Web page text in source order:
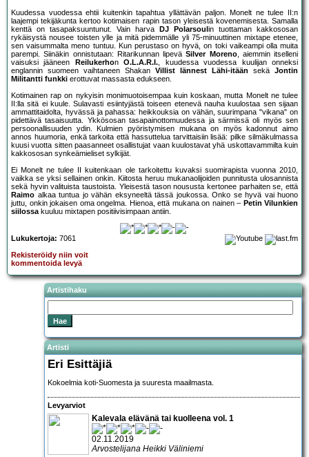
Kuudessa vuodessa ehtii kuitenkin tapahtua yllättävän paljon. Monelt ne tulee II:n
laajempi tekijäkunta kertoo kotimaisen rapin tason yleisestä kovenemisesta. Samalla
kenttä on tasapaksuuntunut. Vain harva
DJ Polarsoul in tuottaman kakkososan
rykäisystä nousee toisten ylle ja mitä pidemmälle yli 75-minuuttinen mixtape etenee,
sen vaisummalta meno tuntuu. Kun perustaso on hyvä, on toki vaikeampi olla muita
parempi. Siinäkin onnistutaan: Ritarikunnan lipeväSilver Moreno, aiemmin itselleni
vaisuksi jääneen
ReilukerhonO.L.A.R.I., kuudessa vuodessa kuulijan onneksi
englannin suomeen vaihtaneen Shakan Villist lännest Lähi-itään sekä Jontin
Militantti funkki erottuvat massasta edukseen.
Kotimainen rap on nykyisin monimuotoisempaa kuin koskaan, mutta Monelt ne tulee
II:lla sitä ei kuule. Sulavasti esiintyjästä toiseen etenevä nauha kuulostaa sen sijaan
ammattitaidolta, hyvässä ja pahassa: heikkouksia on vähän, suurimpana "vikana" on
pidettävä tasaisuutta. Ykkösosan tasapainottomuudessa ja särmissä oli myös sen
persoonallisuuden ydin. Kulmien pyöristymisen mukana on myös kadonnut aimo
annos huumoria, enkä tarkoita että hassuttelua tarvittaisiin lisää: pilke silmäkulmassa
kuusi vuotta sitten paasanneet osallistujat vaan kuulostavat yhä uskottavammilta kuin
kakkososan synkeämieliset sylkijät.
Ei Monelt ne tulee II kuitenkaan ole tarkoitettu kuvaksi suomirapista vuonna 2010,
vaikka se yksi sellainen onkin. Kiitosta heruu mukanaolijoiden punnitusta ulosannista
sekä hyvin valituista taustoista. Yleisestä tason noususta kertonee parhaiten se, että
Raimo alkaa tuntua jo vähän eksyneeltä tässä joukossa. Onko se hyvä vai huono
juttu, onkin jokaisen oma ongelma. Hienoa, että mukana on nainen – Petin Vilunkien
siilossakuuluu mixtapen positiivisimpaan antiin.
Lukukertoja: 7061
Rekisteröidy niin voit
kommentoida levyä
Artistihaku
Artisti
Eri Esittäjiä
Kokoelmia koti-Suomesta ja suuresta maailmasta.
Levyarviot
Kalevala elävänä tai kuolleena vol. 1
02.11.2019
Arvostelijana Heikki Väliniemi